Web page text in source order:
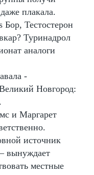
плакала.
Тестостерон
Туринадрол
аналоги
-
Новгород:
и Маргарет
источник
вынуждает
местные